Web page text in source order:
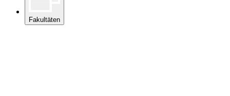
Fakultäten